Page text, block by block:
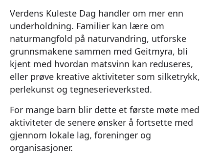
Verdens Kuleste Dag handler om mer enn
underholdning. Familier kan lære om
naturmangfold på naturvandring, utforske
grunnsmakene sammen med Geitmyra, bli
kjent med hvordan matsvinn kan reduseres,
eller prøve kreative aktiviteter som silketrykk,
perlekunst og tegneserieverksted.
For mange barn blir dette et første møte med
aktiviteter de senere ønsker å fortsette med
gjennom lokale lag, foreninger og
organisasjoner.